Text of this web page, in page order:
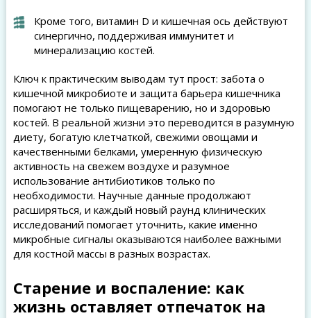
Кроме того, витамин D и кишечная ось действуют
синергично, поддерживая иммунитет и
минерализацию костей.
Ключ к практическим выводам тут прост: забота о
кишечной микробиоте и защита барьера кишечника
помогают не только пищеварению, но и здоровью
костей. В реальной жизни это переводится в разумную
диету, богатую клетчаткой, свежими овощами и
качественными белками, умеренную физическую
активность на свежем воздухе и разумное
использование антибиотиков только по
необходимости. Научные данные продолжают
расширяться, и каждый новый раунд клинических
исследований помогает уточнить, какие именно
микробные сигналы оказываются наиболее важными
для костной массы в разных возрастах.
Старение и воспаление: как
жизнь оставляет отпечаток на